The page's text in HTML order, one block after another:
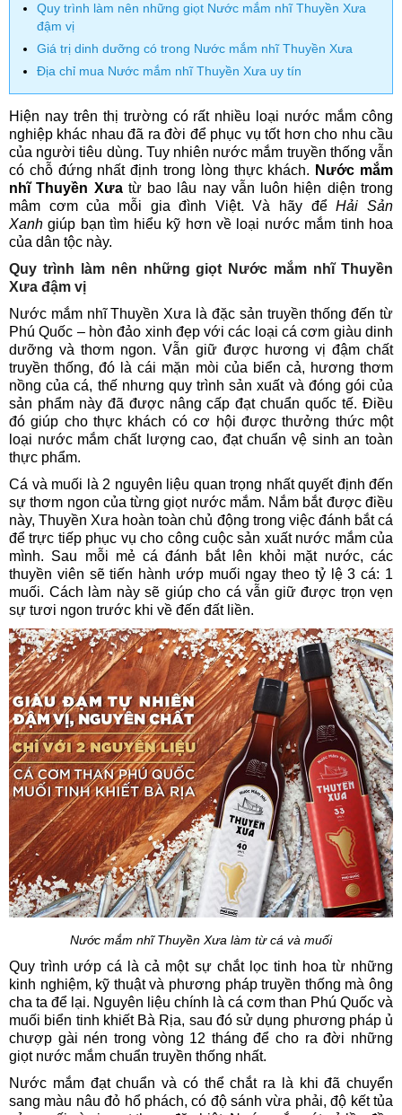
Quy trình làm nên những giọt Nước mắm nhĩ Thuyền Xưa
đậm vị
Giá trị dinh dưỡng có trong Nước mắm nhĩ Thuyền Xưa
Địa chỉ mua Nước mắm nhĩ Thuyền Xưa uy tín
Hiện nay trên thị trường có rất nhiều loại nước mắm công
nghiệp khác nhau đã ra đời để phục vụ tốt hơn cho nhu cầu
của người tiêu dùng. Tuy nhiên nước mắm truyền thống vẫn
có chỗ đứng nhất định trong lòng thực khách. Nước mắm
nhĩ Thuyền Xưatừ bao lâu nay vẫn luôn hiện diện trong
mâm cơm của mỗi gia đình Việt. Và hãy đểHải Sản
Xanh giúp bạn tìm hiểu kỹ hơn về loại nước mắm tinh hoa
của dân tộc này.
Quy trình làm nên những giọt Nước mắm nhĩ Thuyền
Xưa đậm vị
Nước mắm nhĩ Thuyền Xưa là đặc sản truyền thống đến từ
Phú Quốc – hòn đảo xinh đẹp với các loại cá cơm giàu dinh
dưỡng và thơm ngon. Vẫn giữ được hương vị đậm chất
truyền thống, đó là cái mặn mòi của biển cả, hương thơm
nồng của cá, thế nhưng quy trình sản xuất và đóng gói của
sản phẩm này đã được nâng cấp đạt chuẩn quốc tế. Điều
đó giúp cho thực khách có cơ hội được thưởng thức một
loại nước mắm chất lượng cao, đạt chuẩn vệ sinh an toàn
thực phẩm.
Cá và muối là 2 nguyên liệu quan trọng nhất quyết định đến
sự thơm ngon của từng giọt nước mắm. Nắm bắt được điều
này, Thuyền Xưa hoàn toàn chủ động trong việc đánh bắt cá
để trực tiếp phục vụ cho công cuộc sản xuất nước mắm của
mình. Sau mỗi mẻ cá đánh bắt lên khỏi mặt nước, các
thuyền viên sẽ tiến hành ướp muối ngay theo tỷ lệ 3 cá: 1
muối. Cách làm này sẽ giúp cho cá vẫn giữ được trọn vẹn
sự tươi ngon trước khi về đến đất liền.
Nước mắm nhĩ Thuyền Xưa làm từ cá và muối
Quy trình ướp cá là cả một sự chắt lọc tinh hoa từ những
kinh nghiệm, kỹ thuật và phương pháp truyền thống mà ông
cha ta để lại. Nguyên liệu chính là cá cơm than Phú Quốc và
muối biển tinh khiết Bà Rịa, sau đó sử dụng phương pháp ủ
chượp gài nén trong vòng 12 tháng để cho ra đời những
giọt nước mắm chuẩn truyền thống nhất.
Nước mắm đạt chuẩn và có thể chắt ra là khi đã chuyển
sang màu nâu đỏ hổ phách, có độ sánh vừa phải, độ kết tủa